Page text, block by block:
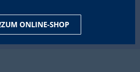
ZUM ONLINE-SHOP